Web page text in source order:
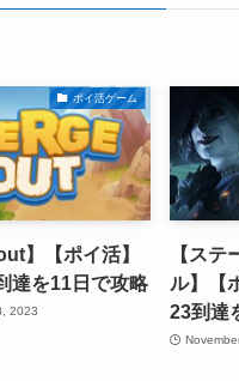
ポイ活ゲーム
】【ポイ活】
達を11日で攻略
2023
【ス
ル】【
23到達